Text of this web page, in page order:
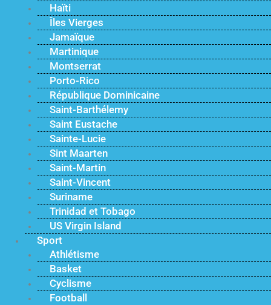
Haïti
Îles Vierges
Jamaïque
Martinique
Montserrat
Porto-Rico
République Dominicaine
Saint-Barthélemy
Saint Eustache
Sainte-Lucie
Sint Maarten
Saint-Martin
Saint-Vincent
Suriname
Trinidad et Tobago
US Virgin Island
Sport
Athlétisme
Basket
Cyclisme
Football